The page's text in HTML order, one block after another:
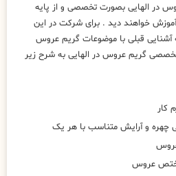
در الهایی بصورت تخصصی و از پایه
آموزش خواهند دید . برای شرکت در این
آشنایی قبلی با موضوعات گریم عروس
گریم عروس در الهایی به شرح زیر
کار
چهره و آرایش متناسب با هر یک
عروس